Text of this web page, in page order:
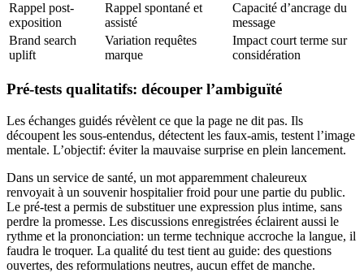
Rappel post-
exposition
Rappel spontané et
assisté
Capacité d’ancrage du
message
Brand search
uplift
Variation requêtes
marque
Impact court terme sur
considération
Pré-tests qualitatifs: découper l’ambiguïté
Les échanges guidés révèlent ce que la page ne dit pas. Ils
découpent les sous-entendus, détectent les faux-amis, testent l’image
mentale. L’objectif: éviter la mauvaise surprise en plein lancement.
Dans un service de santé, un mot apparemment chaleureux
renvoyait à un souvenir hospitalier froid pour une partie du public.
Le pré-test a permis de substituer une expression plus intime, sans
perdre la promesse. Les discussions enregistrées éclairent aussi le
rythme et la prononciation: un terme technique accroche la langue, il
faudra le troquer. La qualité du test tient au guide: des questions
ouvertes, des reformulations neutres, aucun effet de manche.